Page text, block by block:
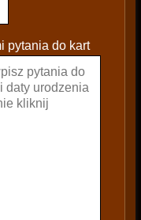
pytania do kart